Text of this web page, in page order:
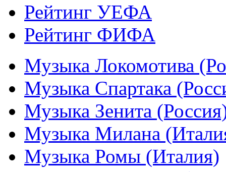
Рейтинг УЕФА
Рейтинг ФИФА
Музыка Локомотива
Музыка Спартака
Музыка Зенита
Музыка Милана
Музыка Ромы (Италия)